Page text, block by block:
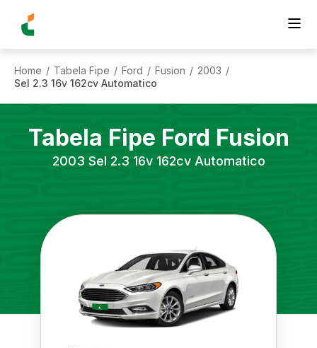
Home / Tabela Fipe / Ford / Fusion / 2003 /
Sel 2.3 16v 162cv Automatico
Tabela Fipe Ford Fusion
2003 Sel 2.3 16v 162cv Automatico